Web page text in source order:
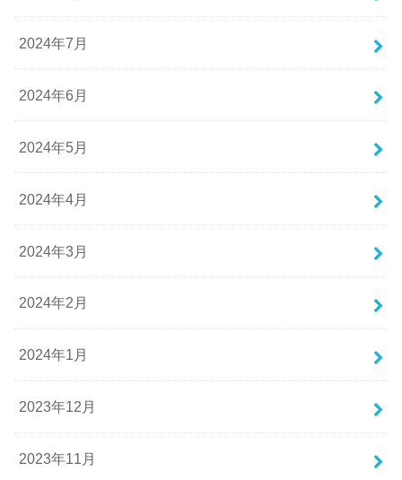
2024年7月
2024年6月
2024年5月
2024年4月
2024年3月
2024年2月
2024年1月
2023年12月
2023年11月